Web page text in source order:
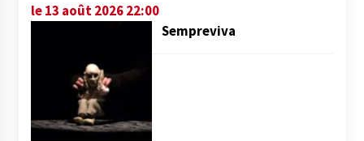
le 13 août 2026 22:00
Sempreviva